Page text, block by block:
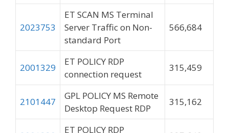
2023753
ET SCAN MS Terminal
Server Traffic on Non-
standard Port
566,684
2001329
ET POLICY RDP
connection request
315,459
2101447
GPL POLICY MS Remote
Desktop Request RDP
315,162
ET POLICY RDP